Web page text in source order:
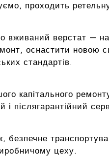
проходить
вживаний верстат —
оснастити новою
стандартів.
капітального
і післягарантійний
цеху.